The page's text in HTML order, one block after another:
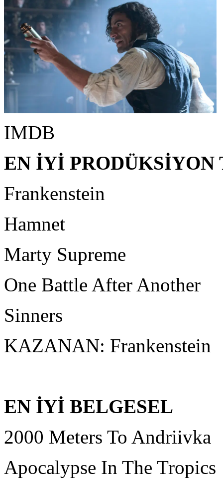
IMDB
EN İYİ PRODÜKSİYON
Frankenstein
Hamnet
Marty Supreme
One Battle After Another
Sinners
KAZANAN: Frankenstein
EN İYİ BELGESEL
2000 Meters To Andriivka
Apocalypse In The Tropics